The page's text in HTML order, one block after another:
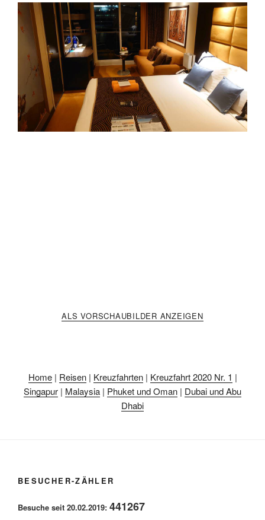
ALS VORSCHAUBILDER ANZEIGEN
Home| Reisen| Kreuzfahrten| Kreuzfahrt 2020 Nr. 1 |
Singapur | Malaysia | Phuket und Oman | Dubai und Abu
Dhabi
BESUCHER-ZÄHLER
Besuche seit 20.02.2019: 441267